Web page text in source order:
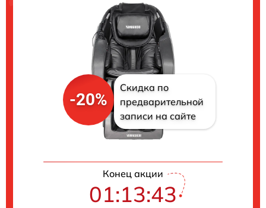
-20%
Скидка по
предварительной
записи на сайте
Конец акции
01:13:42